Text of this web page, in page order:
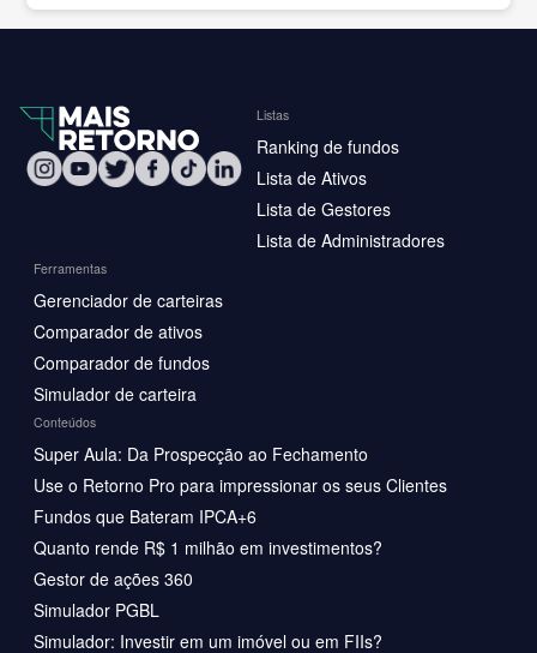
Listas
Ranking de fundos
Lista de Ativos
Lista de Gestores
Lista de Administradores
Ferramentas
Gerenciador de carteiras
Comparador de ativos
Comparador de fundos
Simulador de carteira
Conteúdos
Super Aula: Da Prospecção ao Fechamento
Use o Retorno Pro para impressionar os seus Clientes
Fundos que Bateram IPCA+6
Quanto rende R$ 1 milhão em investimentos?
Gestor de ações 360
Simulador PGBL
Simulador: Investir em um imóvel ou em FIIs?